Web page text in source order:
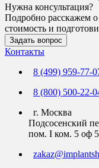
Нужна консультация?
Подробно расскажем
стоимость и
Задать вопрос
Контакты
8 (499) 959-77-
8 (800) 500-22-
г. Москва
Подсосенский
пом. I ком. 5 оф